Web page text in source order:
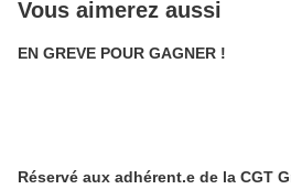
Vous aimerez aussi
EN GREVE POUR GAGNER !
Réservé aux adhérent.e de la CGT